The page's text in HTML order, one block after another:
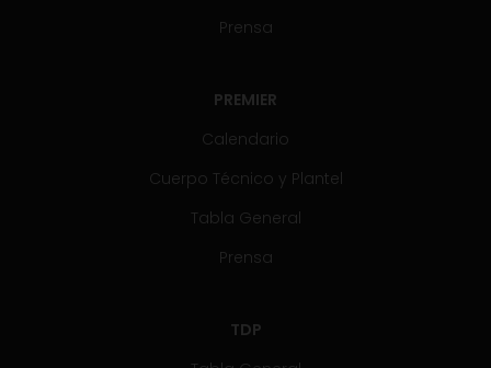
Prensa
PREMIER
Calendario
Cuerpo Técnico y Plantel
Tabla General
Prensa
TDP